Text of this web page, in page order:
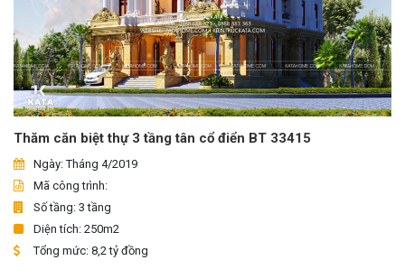
Thăm căn biệt thự 3 tầng tân cổ điển BT 33415
Ngày: Tháng 4/2019
Mã công trình:
Số tầng: 3 tầng
Diện tích: 250m2
Tổng mức: 8,2 tỷ đồng